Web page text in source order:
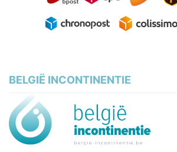
BELGIË INCONTINENTIE